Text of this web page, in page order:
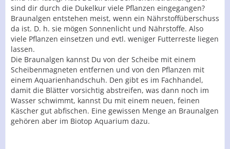
sind dir durch die Dukelkur viele Pflanzen eingegangen?
Braunalgen entstehen meist, wenn ein Nährstoffüberschuss
da ist. D. h. sie mögen Sonnenlicht und Nährstoffe. Also
viele Pflanzen einsetzen und evtl. weniger Futterreste liegen
lassen.
Die Braunalgen kannst Du von der Scheibe mit einem
Scheibenmagneten entfernen und von den Pflanzen mit
einem Aquarienhandschuh. Den gibt es im Fachhandel,
damit die Blätter vorsichtig abstreifen, was dann noch im
Wasser schwimmt, kannst Du mit einem neuen, feinen
Käscher gut abfischen. Eine gewissen Menge an Braunalgen
gehören aber im Biotop Aquarium dazu.